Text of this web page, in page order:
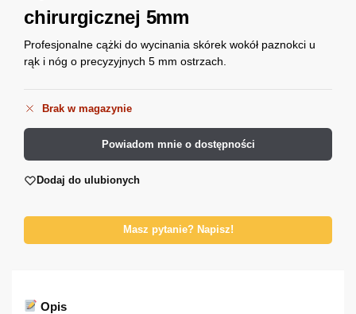
chirurgicznej 5mm
Profesjonalne cążki do wycinania skórek wokół paznokci u
rąk i nóg o precyzyjnych 5 mm ostrzach.
Brak w magazynie
Powiadom mnie o dostępności
Dodaj do ulubionych
Masz pytanie? Napisz!
Opis